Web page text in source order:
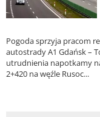
Pogoda sprzyja pracom
autostrady A1 Gdańsk –
utrudnienia napotkamy
2+420 na węźle Rusoc...